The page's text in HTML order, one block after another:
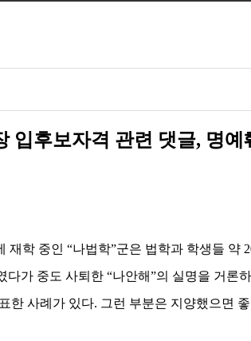
입후보자격 관련 댓글, 명예
재학 중인 “나법학”군은 법학과 학생들 약
다가 중도 사퇴한 “나안해”의 실명을 거론
한 사례가 있다. 그런 부분은 지양했으면